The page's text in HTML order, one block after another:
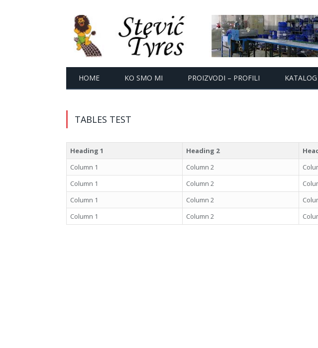
HOME KO SMO MI PROIZVODI – PROFILI KATALOG
TABLES TEST
Heading 1 Heading 2
Column 1
Column 2
Column 1
Column 2
Column 1
Column 2
Column 1
Column 2